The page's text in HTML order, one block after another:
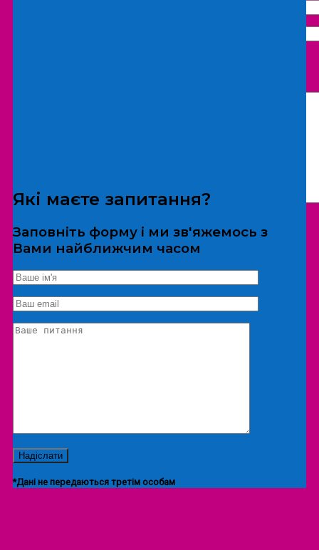
*Дані не передаються третім особам
Екскурсія/локація
Які маєте запитання?
Заповніть форму і ми зв'яжемось з
Вами найближчим часом
*Дані не передаються третім особам